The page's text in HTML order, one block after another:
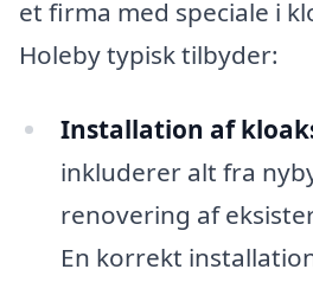
et firma med speciale i
Holeby typisk tilbyder:
Installation af
inkluderer alt fra
renovering af
En korrekt